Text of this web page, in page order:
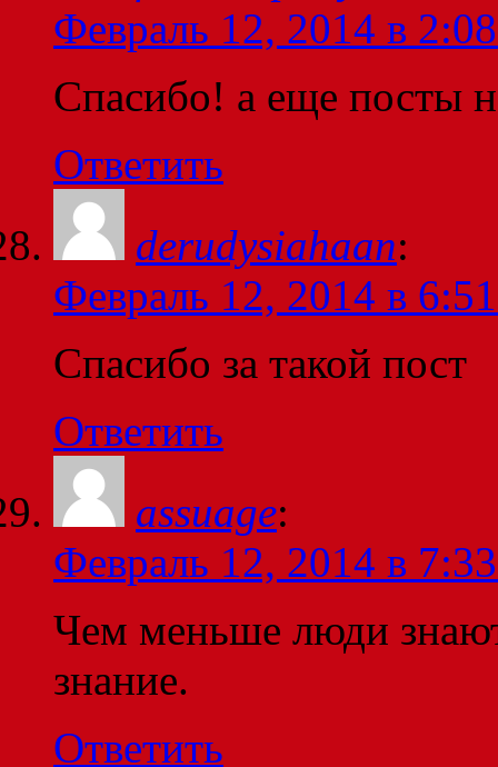
Февраль 12, 2014 в
Спасибо! а еще посты
Ответить
derudysiahaan:
Февраль 12, 2014 в
Спасибо за такой пост
Ответить
assuage:
Февраль 12, 2014 в
Чем меньше люди
знание.
Ответить